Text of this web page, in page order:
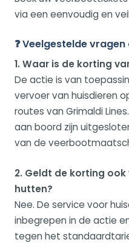
via een eenvoudig en
❓ Veelgestelde
1. Waar is de korting
De actie is van
vervoer van huisdieren
routes van Grimaldi
aan boord zijn
van de
2. Geldt de korting
hutten?
Nee. De service voor
inbegrepen in de actie
tegen het